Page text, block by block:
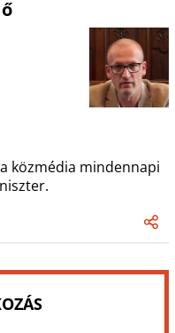
közmédia mindennapi